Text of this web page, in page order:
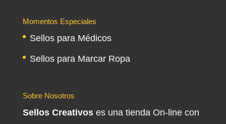
Momentos Especiales
Sellos para Médicos
Sellos para Marcar Ropa
Sobre Nosotros
Sellos Creativoses una tienda On-line con